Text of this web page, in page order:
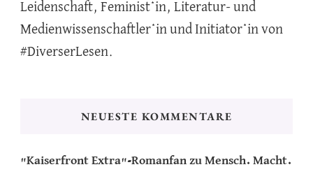
Leidenschaft, Feminist*in, Literatur- und
Medienwissenschaftler*in und Initiator*in von
#DiverserLesen.
NEUESTE KOMMENTARE
"Kaiserfront Extra"-Romanfan zu Mensch. Macht.